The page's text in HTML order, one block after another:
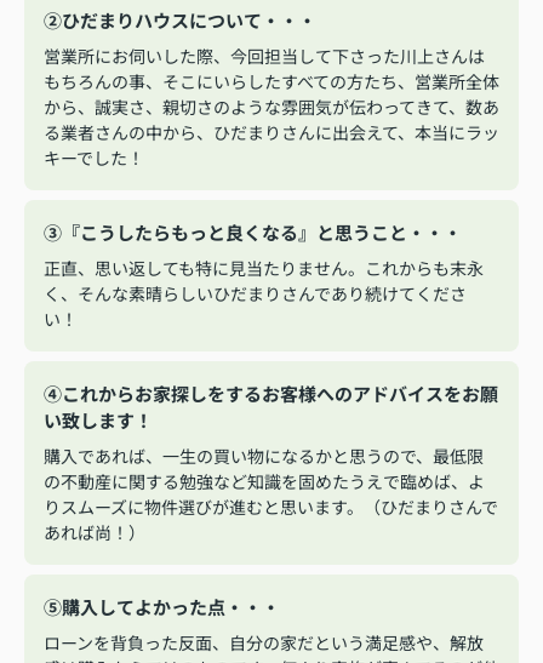
②ひだまりハウスについて・・・
営業所にお伺いした際、今回担当して下さった川上さんは
もちろんの事、そこにいらしたすべての方たち、営業所全体
から、誠実さ、親切さのような雰囲気が伝わってきて、数あ
る業者さんの中から、ひだまりさんに出会えて、本当にラッ
キーでした！
③『こうしたらもっと良くなる』と思うこと・・・
正直、思い返しても特に見当たりません。これからも末永
く、そんな素晴らしいひだまりさんであり続けてくださ
い！
④これからお家探しをするお客様へのアドバイスをお願
い致します！
購入であれば、一生の買い物になるかと思うので、最低限
の不動産に関する勉強など知識を固めたうえで臨めば、よ
りスムーズに物件選びが進むと思います。（ひだまりさんで
あれば尚！）
⑤購入してよかった点・・・
ローンを背負った反面、自分の家だという満足感や、解放